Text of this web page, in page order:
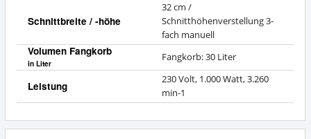
Schnittbreite / -höhe
32 cm /
Schnitthöhenverstellung 3-
fach manuell
Volumen Fangkorb
in Liter
Fangkorb: 30 Liter
Leistung
230 Volt, 1.000 Watt, 3.260
min-1